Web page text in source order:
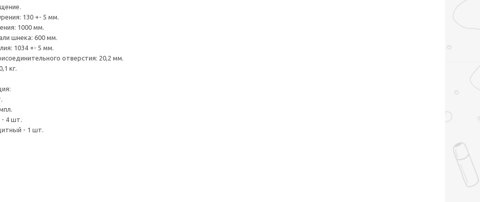
130 +- 5 мм.
1000 мм.
шнека: 600 мм.
1034 +- 5 мм.
отверстия: 20,2 мм.
кг.
- 4 шт.
- 1 шт.